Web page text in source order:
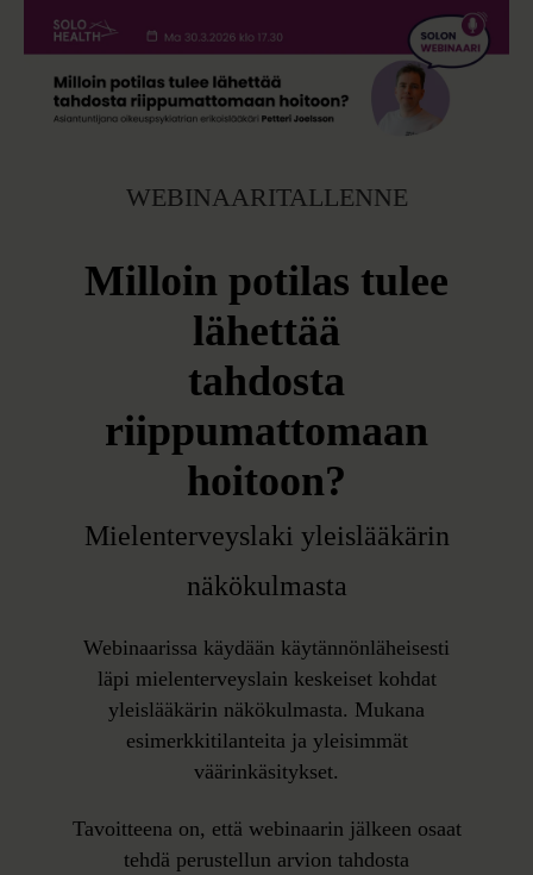
WEBINAARITALLENNE
Milloin potilas tulee
lähettää
tahdosta
riippumattomaan
hoitoon?
Mielenterveyslaki yleislääkärin
näkökulmasta
Webinaarissa käydään käytännönläheisesti
läpi mielenterveyslain keskeiset kohdat
yleislääkärin näkökulmasta. Mukana
esimerkkitilanteita ja yleisimmät
väärinkäsitykset.
Tavoitteena on, että webinaarin jälkeen osaat
tehdä perustellun arvion tahdosta